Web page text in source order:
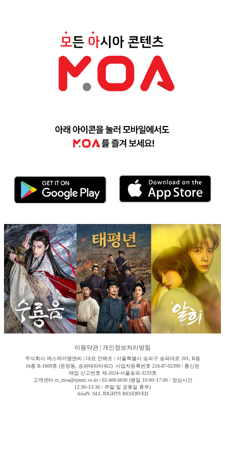
이용약관 개인정보처리방침
주식회사 에스제이엠엔씨 | 대표 안해조 | 서울특별시 송파구 송파대로 201, B동
16층 B-1609호 (문정동, 송파테라타워2) 사업자등록번호 218-87-02390 | 통신판
매업 신고번호 제-2024-서울송파-3233호
고객센터 cs_moa@sjmnc.co.kr | 02-400-6036 (평일 10:00~17:00 / 점심시간
12:30~13:30 / 주말 및 공휴일 휴무)
AsiaN. ALL RIGHTS RESERVED